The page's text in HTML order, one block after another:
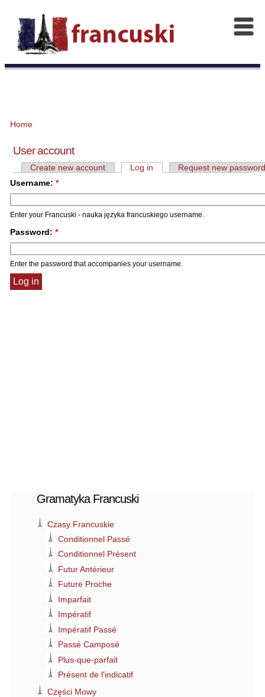
Home
User account
Create new account Log in
Request new
Username: *
Enter your Francuski - nauka języka francuskiego username.
Password: *
Enter the password that accompanies your username.
Gramatyka Francuski
Czasy Francuskie
Conditionnel Passé
Conditionnel Présent
Futur Antérieur
Future Proche
Imparfait
Impératif
Impératif Passé
Passé Camposé
Plus-que-parfait
Présent de l'indicatif
Części Mowy